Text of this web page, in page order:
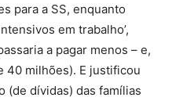
para a SS, enquanto
em trabalho’,
a pagar menos – e,
40 milhões). E justificou
(de dívidas) das famílias